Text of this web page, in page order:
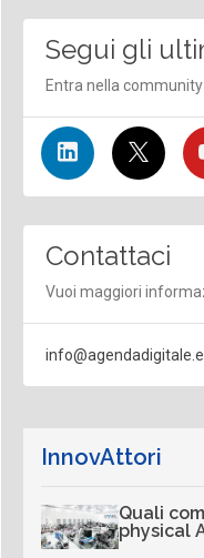
Segui gli
Entra nella community
Contattaci
Vuoi maggiori
InnovAttori
Quali
physical